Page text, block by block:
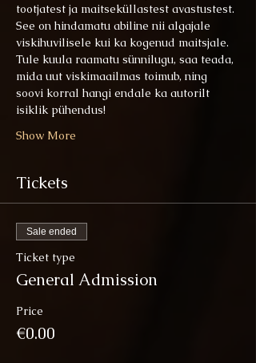
tootjatest ja maitseküllastest avastustest.
See on hindamatu abiline nii algajale
viskihuvilisele kui ka kogenud maitsjale.
Tule kuula raamatu sünnilugu, saa teada,
mida uut viskimaailmas toimub, ning
soovi korral hangi endale ka autorilt
isiklik pühendus!
Show More
Tickets
Sale ended
Ticket type
General Admission
Price
€0.00